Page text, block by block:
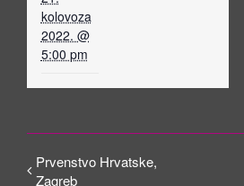
kolovoza
2022. @
5:00 pm
Prvenstvo Hrvatske,
Zagreb